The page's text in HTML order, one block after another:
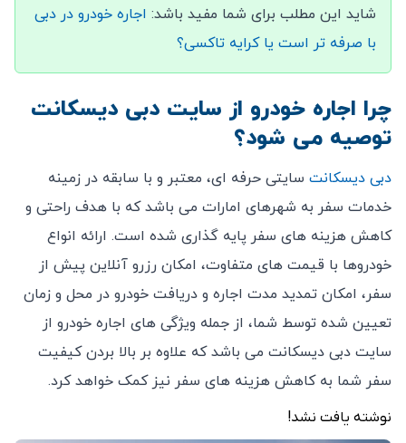
شاید این مطلب برای شما مفید باشد: اجاره خودرو در دبی
با صرفه تر است یا کرایه تاکسی؟
چرا اجاره خودرو از سایت دبی دیسکانت
توصیه می شود؟
دبی دیسکانت سایتی حرفه ای، معتبر و با سابقه در زمینه
خدمات سفر به شهرهای امارات می باشد که با هدف راحتی و
کاهش هزینه های سفر پایه گذاری شده است. ارائه انواع
خودروها با قیمت های متفاوت، امکان رزرو آنلاین پیش از
سفر، امکان تمدید مدت اجاره و دریافت خودرو در محل و زمان
تعیین شده توسط شما، از جمله ویژگی های اجاره خودرو از
سایت دبی دیسکانت می باشد که علاوه بر بالا بردن کیفیت
سفر شما به کاهش هزینه های سفر نیز کمک خواهد کرد.
نوشته یافت نشد!